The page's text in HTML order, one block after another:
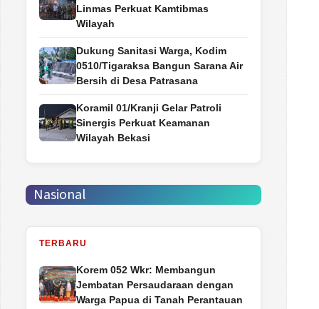
Linmas Perkuat Kamtibmas
Wilayah
Dukung Sanitasi Warga, Kodim
0510/Tigaraksa Bangun Sarana Air
Bersih di Desa Patrasana
Koramil 01/Kranji Gelar Patroli
Sinergis Perkuat Keamanan
Wilayah Bekasi
Nasional
TERBARU
Korem 052 Wkr: Membangun
Jembatan Persaudaraan dengan
Warga Papua di Tanah Perantauan